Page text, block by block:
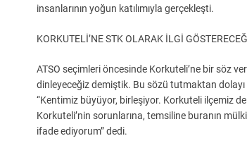
insanlarının yoğun katılımıyla gerçekleşti.
KORKUTELİ’NE STK OLARAK İLGİ
ATSO seçimleri öncesinde Korkuteli’ne bir söz
dinleyeceğiz demiştik. Bu sözü tutmaktan
“Kentimiz büyüyor, birleşiyor. Korkuteli ilçemiz
Korkuteli’nin sorunlarına, temsiline buranın
ifade ediyorum” dedi.